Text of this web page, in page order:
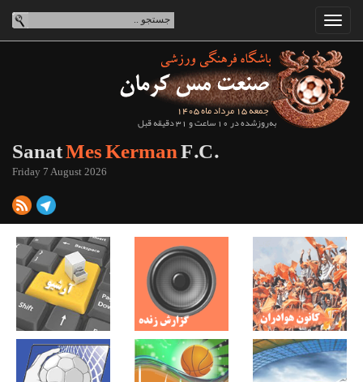
جمعه 15 مرداد ماه 1405
به‌روزشده در 10 ساعت و 31 دقیقه قبل
SanatMes KermanF.C.
Friday 7 August 2026